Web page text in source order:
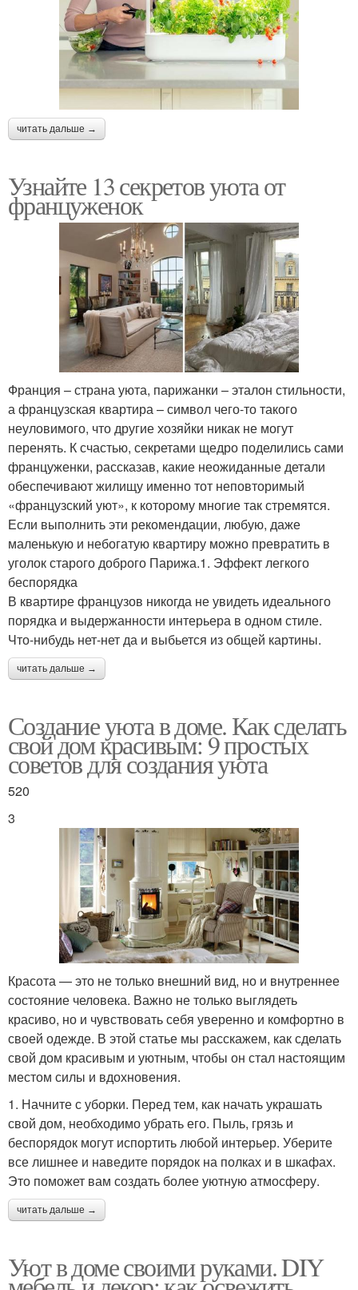
читать дальше →
Узнайте 13 секретов уюта от
француженок
Франция – страна уюта, парижанки – эталон стильности,
а французская квартира – символ чего-то такого
неуловимого, что другие хозяйки никак не могут
перенять. К счастью, секретами щедро поделились сами
француженки, рассказав, какие неожиданные детали
обеспечивают жилищу именно тот неповторимый
«французский уют», к которому многие так стремятся.
Если выполнить эти рекомендации, любую, даже
маленькую и небогатую квартиру можно превратить в
уголок старого доброго Парижа.1. Эффект легкого
беспорядка
В квартире французов никогда не увидеть идеального
порядка и выдержанности интерьера в одном стиле.
Что-нибудь нет-нет да и выбьется из общей картины.
читать дальше →
Создание уюта в доме. Как сделать
свой дом красивым: 9 простых
советов для создания уюта
520
3
Красота — это не только внешний вид, но и внутреннее
состояние человека. Важно не только выглядеть
красиво, но и чувствовать себя уверенно и комфортно в
своей одежде. В этой статье мы расскажем, как сделать
свой дом красивым и уютным, чтобы он стал настоящим
местом силы и вдохновения.
1. Начните с уборки. Перед тем, как начать украшать
свой дом, необходимо убрать его. Пыль, грязь и
беспорядок могут испортить любой интерьер. Уберите
все лишнее и наведите порядок на полках и в шкафах.
Это поможет вам создать более уютную атмосферу.
читать дальше →
Уют в доме своими руками. DIY